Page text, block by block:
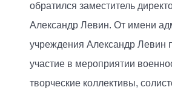
обратился заместитель
Александр Левин. От имени
учреждения Александр Левин
участие в мероприятии
творческие коллективы,